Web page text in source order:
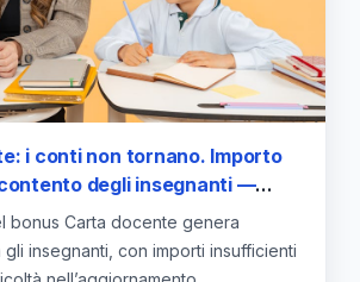
i conti non tornano. Importo
degli insegnanti —
e guida
bonus Carta docente genera
insegnanti, con importi insufficienti